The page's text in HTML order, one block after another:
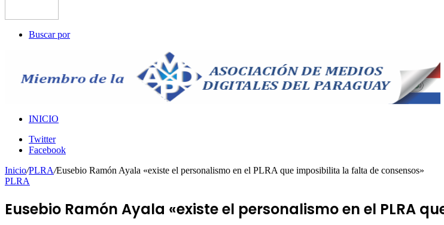
Buscar por
INICIO
Twitter
Facebook
Inicio/PLRA/Eusebio Ramón Ayala «existe el personalismo en el PLRA que imposibilita la falta de consensos»
PLRA
Eusebio Ramón Ayala «existe el personalismo en el PLRA